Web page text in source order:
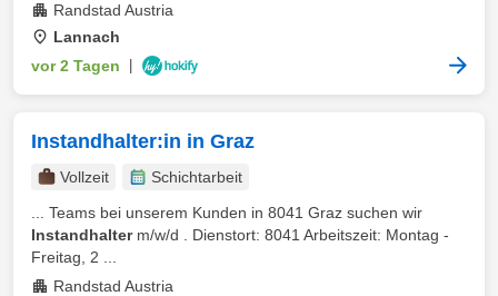
Randstad Austria
Lannach
vor 2 Tagen
Instandhalter:in in Graz
Vollzeit
Schichtarbeit
... Teams bei unserem Kunden in 8041 Graz suchen wir
Instandhalterm/w/d . Dienstort: 8041 Arbeitszeit: Montag -
Freitag, 2 ...
Randstad Austria